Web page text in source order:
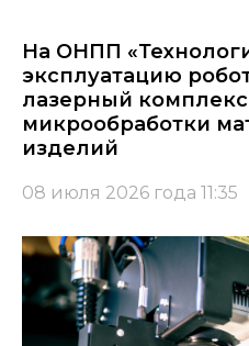
На ОНПП
эксплуатацию
лазерный
микрообработки
изделий
08 июля 2026 года 11:35